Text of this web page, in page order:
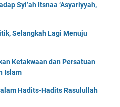
Syi’ah Itsnaa ‘Asyariyyah,
Selangkah Lagi Menuju
Ketakwaan dan Persatuan
Islam
Hadits-Hadits Rasulullah